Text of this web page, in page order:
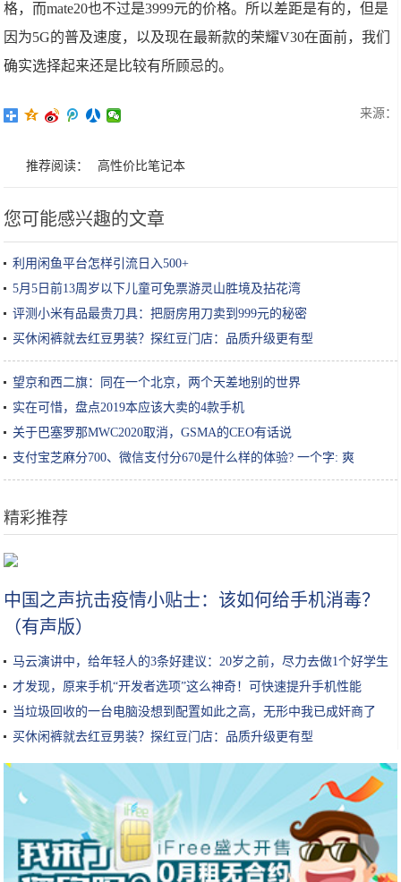
格，而mate20也不过是3999元的价格。所以差距是有的，但是
因为5G的普及速度，以及现在最新款的荣耀V30在面前，我们
确实选择起来还是比较有所顾忌的。
来源：
推荐阅读： 高性价比笔记本
您可能感兴趣的文章
利用闲鱼平台怎样引流日入500+
5月5日前13周岁以下儿童可免票游灵山胜境及拈花湾
评测小米有品最贵刀具：把厨房用刀卖到999元的秘密
买休闲裤就去红豆男装？探红豆门店：品质升级更有型
望京和西二旗：同在一个北京，两个天差地别的世界
实在可惜，盘点2019本应该大卖的4款手机
关于巴塞罗那MWC2020取消，GSMA的CEO有话说
支付宝芝麻分700、微信支付分670是什么样的体验? 一个字: 爽
精彩推荐
中国之声抗击疫情小贴士：该如何给手机消毒？
（有声版）
马云演讲中，给年轻人的3条好建议：20岁之前，尽力去做1个好学生
才发现，原来手机“开发者选项”这么神奇！可快速提升手机性能
当垃圾回收的一台电脑没想到配置如此之高，无形中我已成奸商了
买休闲裤就去红豆男装？探红豆门店：品质升级更有型